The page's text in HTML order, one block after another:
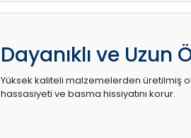
Dayanıklı ve
Yüksek kaliteli malzemelerden üretilmiş
hassasiyeti ve basma hissiyatını korur.